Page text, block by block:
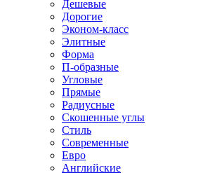
Дешевые
Дорогие
Эконом-класс
Элитные
Форма
П-образные
Угловые
Прямые
Радиусные
Скошенные углы
Стиль
Современные
Евро
Английские